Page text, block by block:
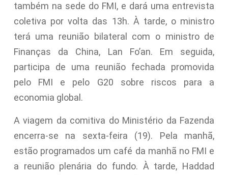
também na sede do FMI, e dará uma entrevista
coletiva por volta das 13h. À tarde, o ministro
terá uma reunião bilateral com o ministro de
Finanças da China, Lan Fo’an. Em seguida,
participa de uma reunião fechada promovida
pelo FMI e pelo G20 sobre riscos para a
economia global.
A viagem da comitiva do Ministério da Fazenda
encerra-se na sexta-feira (19). Pela manhã,
estão programados um café da manhã no FMI e
a reunião plenária do fundo. À tarde, Haddad